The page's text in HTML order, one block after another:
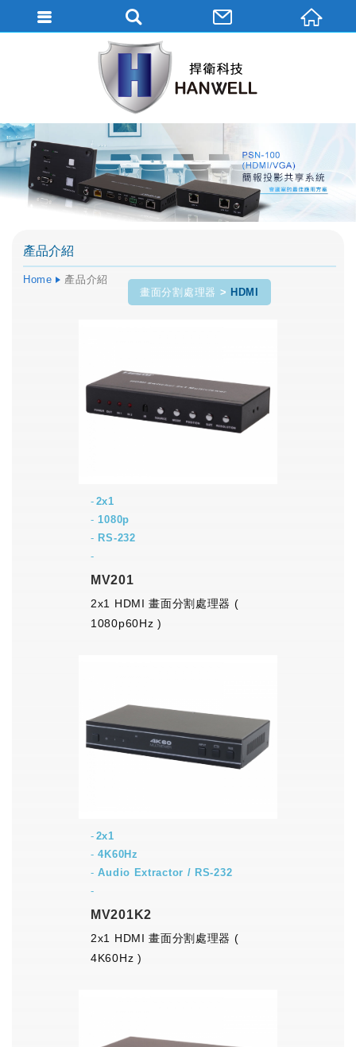
產品介紹
Home
產品介紹
畫面分割處理器
HDMI
2x1
- 1080p
- RS-232
-
MV201
2x1 HDMI 畫面分割處理器 (
1080p60Hz )
2x1
-4K60Hz
-Audio Extractor / RS-232
-
MV201K2
2x1 HDMI 畫面分割處理器 (
4K60Hz )